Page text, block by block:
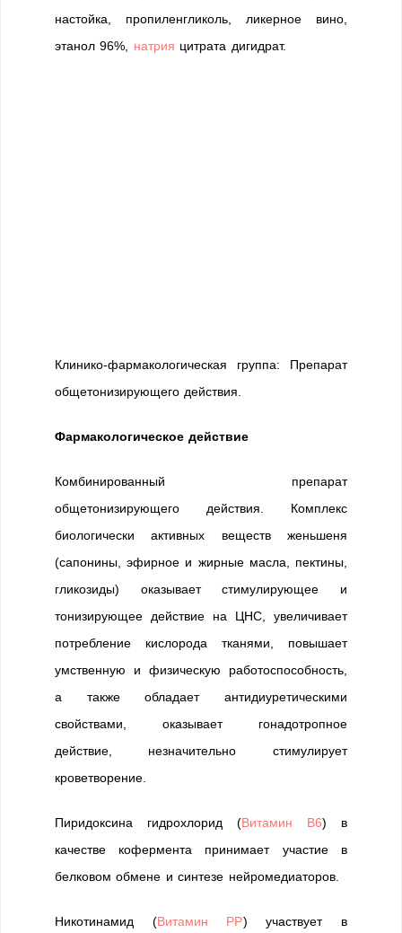
настойка, пропиленгликоль, ликерное вино,
этанол 96%, натрия цитрата дигидрат.
Клинико-фармакологическая группа: Препарат
общетонизирующего действия.
Фармакологическое действие
Комбинированный препарат
общетонизирующего действия. Комплекс
биологически активных веществ женьшеня
(сапонины, эфирное и жирные масла, пектины,
гликозиды) оказывает стимулирующее и
тонизирующее действие на ЦНС, увеличивает
потребление кислорода тканями, повышает
умственную и физическую работоспособность,
а также обладает антидиуретическими
свойствами, оказывает гонадотропное
действие, незначительно стимулирует
кроветворение.
Пиридоксина гидрохлорид (Витамин B6) в
качестве кофермента принимает участие в
белковом обмене и синтезе нейромедиаторов.
Никотинамид (Витамин РР) участвует в